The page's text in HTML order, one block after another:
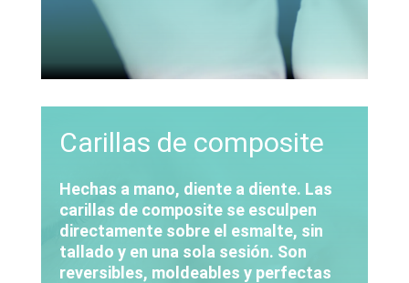
Carillas de composite
Hechas a mano, diente a diente. Las
carillas de composite se esculpen
directamente sobre el esmalte, sin
tallado y en una sola sesión. Son
reversibles, moldeables y perfectas